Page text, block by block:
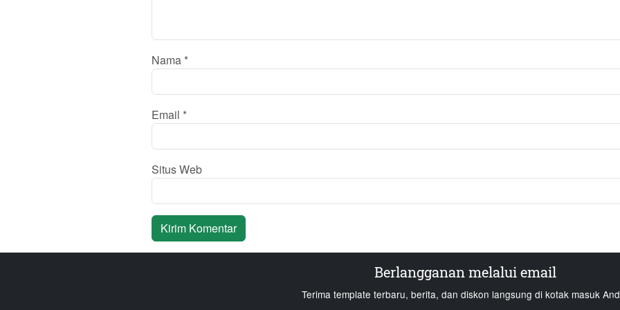
Nama *
Email *
Situs Web
Berlangganan melalui email
Terima template terbaru, berita, dan diskon langsung di kotak masuk